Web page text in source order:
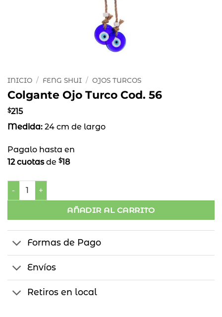
INICIO / FENG SHUI / OJOS TURCOS
Colgante Ojo Turco Cod. 56
$215
Medida: 24 cm de largo
Pagalo hasta en
12 cuotasde $18
Colgante Ojo Turco Cod. 56 cantidad
AÑADIR AL CARRITO
Formas de Pago
Envíos
Retiros en local